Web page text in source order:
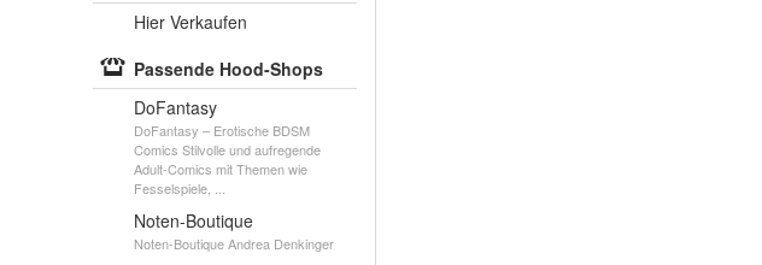
Hier Verkaufen
Passende Hood-Shops
DoFantasy
DoFantasy – Erotische BDSM
Comics Stilvolle und aufregende
Adult-Comics mit Themen wie
Fesselspiele, ...
Noten-Boutique
Noten-Boutique Andrea Denkinger